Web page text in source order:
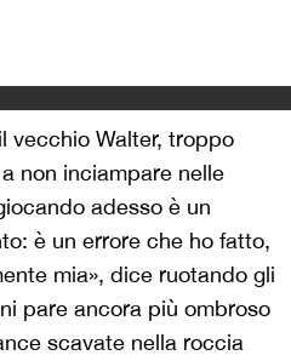
vecchio Walter, troppo
non inciampare nelle
adesso è un
è un errore che ho fatto,
mia», dice ruotando gli
pare ancora più ombroso
scavate nella roccia